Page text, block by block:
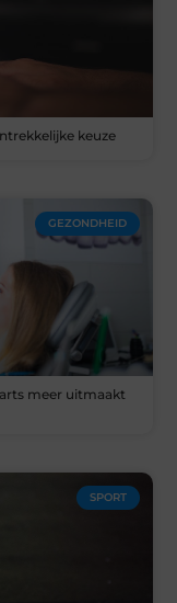
keuze
GEZONDHEID
meer uitmaakt
SPORT